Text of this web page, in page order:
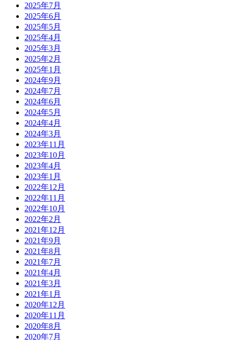
2025年7月
2025年6月
2025年5月
2025年4月
2025年3月
2025年2月
2025年1月
2024年9月
2024年7月
2024年6月
2024年5月
2024年4月
2024年3月
2023年11月
2023年10月
2023年4月
2023年1月
2022年12月
2022年11月
2022年10月
2022年2月
2021年12月
2021年9月
2021年8月
2021年7月
2021年4月
2021年3月
2021年1月
2020年12月
2020年11月
2020年8月
2020年7月